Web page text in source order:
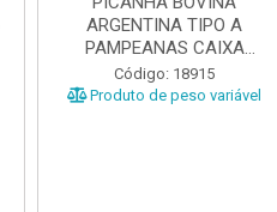
ARGENTINA TIPO A
PAMPEANAS CAIXA
±20KG PEÇAS ...
Código: 18915
Produto de peso variável